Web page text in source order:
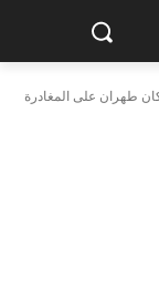
طهران على المغادرة